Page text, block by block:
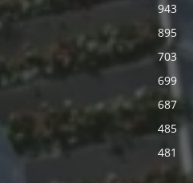
943
895
703
699
687
485
481